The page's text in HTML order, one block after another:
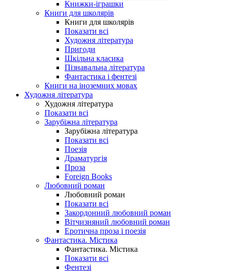
Книжки-іграшки
Книги для школярів
Книги для школярів
Показати всі
Художня література
Пригоди
Шкільна класика
Пізнавальна література
Фантастика і фентезі
Книги на іноземних мовах
Художня література
Художня література
Показати всі
Зарубіжна література
Зарубіжна література
Показати всі
Поезія
Драматургія
Проза
Foreign Books
Любовний роман
Любовний роман
Показати всі
Закордонний любовний роман
Вітчизняний любовний роман
Еротична проза і поезія
Фантастика. Містика
Фантастика. Містика
Показати всі
Фентезі